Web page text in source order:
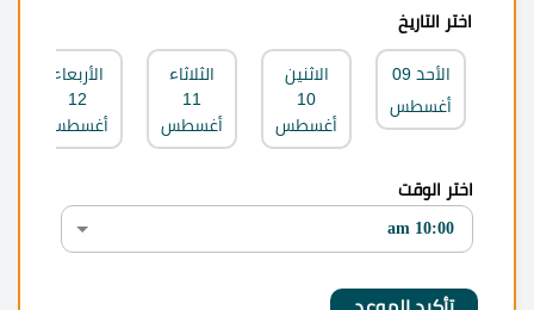
اختر التاريخ
الأحد 09
أغسطس
الاثنين
10
أغسطس
الثلاثاء
11
أغسطس
الأربعاء
12
أغسطس
اختر الوقت